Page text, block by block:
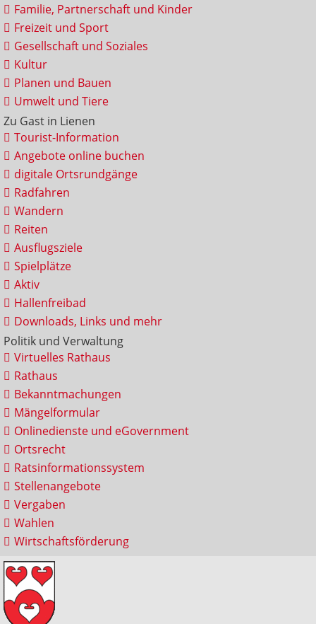
Familie, Partnerschaft und Kinder
Freizeit und Sport
Gesellschaft und Soziales
Kultur
Planen und Bauen
Umwelt und Tiere
Zu Gast in Lienen
Tourist-Information
Angebote online buchen
digitale Ortsrundgänge
Radfahren
Wandern
Reiten
Ausflugsziele
Spielplätze
Aktiv
Hallenfreibad
Downloads, Links und mehr
Politik und Verwaltung
Virtuelles Rathaus
Rathaus
Bekanntmachungen
Mängelformular
Onlinedienste und eGovernment
Ortsrecht
Ratsinformationssystem
Stellenangebote
Vergaben
Wahlen
Wirtschaftsförderung